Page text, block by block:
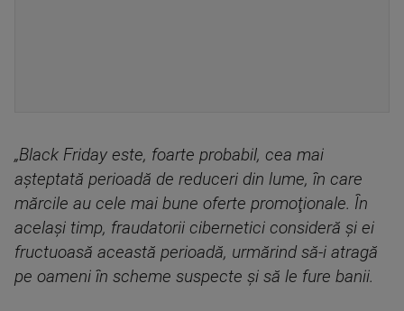
„Black Friday este, foarte probabil, cea mai
aşteptată perioadă de reduceri din lume, în care
mărcile au cele mai bune oferte promoţionale. În
acelaşi timp, fraudatorii cibernetici consideră şi ei
fructuoasă această perioadă, urmărind să-i atragă
pe oameni în scheme suspecte şi să le fure banii.